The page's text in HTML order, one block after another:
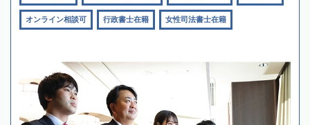
オンライン相談可 行政書士在籍 女性司法書士在籍